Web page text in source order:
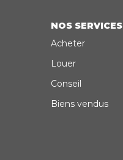
NOS SERVICES
Acheter
Louer
Conseil
Biens vendus